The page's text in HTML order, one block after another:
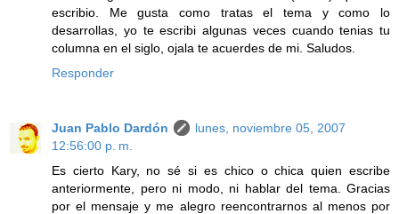
escribio. Me gusta como tratas el tema y como lo
desarrollas, yo te escribi algunas veces cuando tenias tu
columna en el siglo, ojala te acuerdes de mi. Saludos.
Responder
Juan Pablo Dardón
lunes, noviembre 05, 2007
12:56:00 p. m.
Es cierto Kary, no sé si es chico o chica quien escribe
anteriormente, pero ni modo, ni hablar del tema. Gracias
por el mensaje y me alegro reencontrarnos al menos por